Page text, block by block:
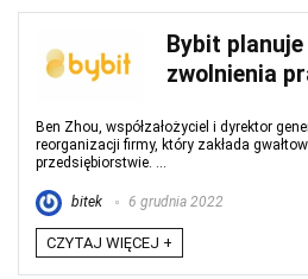
Bybit
zwolnienia
Ben Zhou, współzałożyciel i dyrektor
reorganizacji firmy, który zakłada
przedsiębiorstwie. ...
bitek 6 grudnia 2022
CZYTAJ WIĘCEJ +